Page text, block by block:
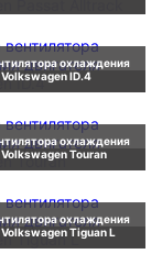
охлаждения
ID.4
охлаждения
Touran
охлаждения
Tiguan L